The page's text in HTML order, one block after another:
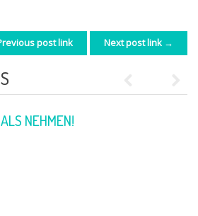
post link Next post link →
NEHMEN!